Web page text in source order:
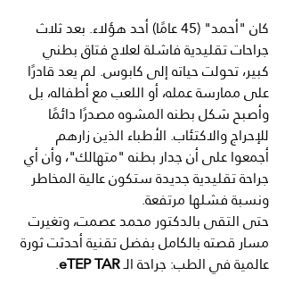
كان "أحمد" (45 عامًا) أحد هؤلاء. بعد ثلاث
جراحات تقليدية فاشلة لعلاج فتاق بطني
كبير، تحولت حياته إلى كابوس. لم يعد قادرًا
على ممارسة عمله، أو اللعب مع أطفاله، بل
وأصبح شكل بطنه المشوه مصدرًا دائمًا
للإحراج والاكتئاب. الأطباء الذين زارهم
أجمعوا على أن جدار بطنه "متهالك"، وأن أي
جراحة تقليدية جديدة ستكون عالية المخاطر
ونسبة فشلها مرتفعة.
حتى التقى بالدكتور محمدعصمت، وتغيرت
مسار قصته بالكامل بفضل تقنية أحدثت ثورة
عالمية في الطب: جراحةالـ eTEP TAR
.